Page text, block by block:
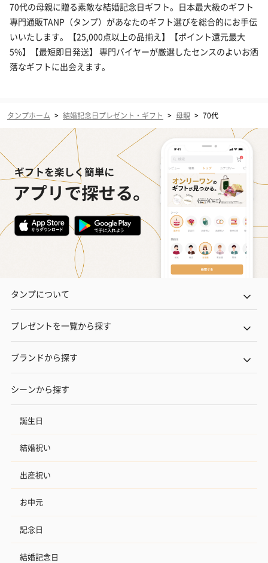
70代の母親に贈る素敵な結婚記念日ギフト。日本最大級のギフト
専門通販TANP（タンプ）があなたのギフト選びを総合的にお手伝
いいたします。【25,000点以上の品揃え】【ポイント還元最大
5%】【最短即日発送】 専門バイヤーが厳選したセンスのよいお洒
落なギフトに出会えます。
タンプホーム > 結婚記念日プレゼント・ギフト > 母親 > 70代
タンプについて
プレゼントを一覧から探す
ブランドから探す
シーンから探す
誕生日
結婚祝い
出産祝い
お中元
記念日
結婚記念日